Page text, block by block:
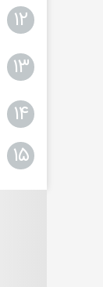
۱۲
۱۳
۱۴
۱۵